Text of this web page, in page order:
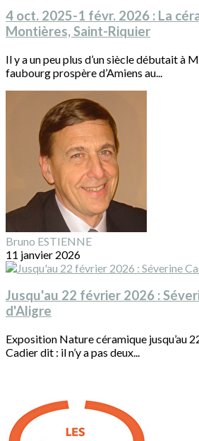
4 oct. 2025-1 févr. 2026 : La
Montières, Saint-Riquier
Il y a un peu plus d’un siècle débutait à
faubourg prospère d’Amiens au...
Bruno ESTIENNE
11 janvier 2026
Jusqu'au 22 février 2026 :
d'Aligre
Exposition Nature céramique jusqu’au
Cadier dit : il n’y a pas deux...